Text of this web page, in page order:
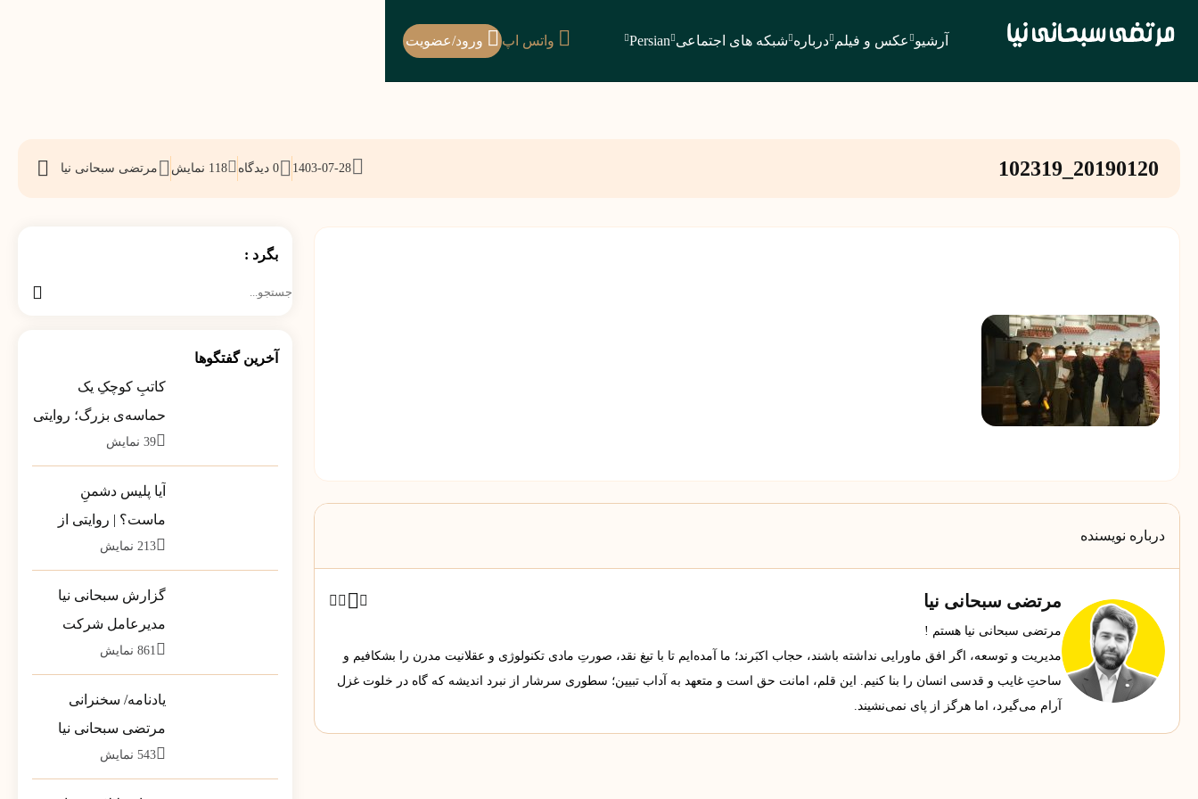
آرشیو عکس و فیلم درباره شبکه های اجتماعی Persian واتس اپ ورود/عضویت
20190120_102319
1403-07-28 0 دیدگاه 118 نمایش مرتضی سبحانی نیا
درباره نویسنده
مرتضی سبحانی نیا
مرتضی سبحانی نیا هستم !
مدیریت و توسعه، اگر افق ماورایی نداشته باشند، حجاب اکبَرند؛ ما آمده‌ایم تا با تیغ نقد، صورتِ مادی تکنولوژی و عقلانیت مدرن را بشکافیم و
ساحتِ غایب و قدسی انسان را بنا کنیم. این قلم، امانت حق است و متعهد به آداب تبیین؛ سطوری سرشار از نبرد اندیشه که گاه در خلوت غزل
آرام می‌گیرد، اما هرگز از پای نمی‌نشیند.
بگرد :
آخرین گفتگوها
کاتبِ کوچکِ یک
حماسه‌ی بزرگ؛ روایتی
از بارِ سنگینِ کلمات در
39 نمایش
آیا پلیس دشمنِ
ماست؟ | روایتی از
تله‌ی خطرناکِ «ضلع
213 نمایش
گزارش سبحانی نیا
مدیرعامل شرکت
پشتیبانی مخازن پارس
861 نمایش
یادنامه/ سخنرانی
مرتضی سبحانی نیا
مشاور وزیر در جمع
543 نمایش